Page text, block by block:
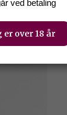
ved betaling
er over 18 år